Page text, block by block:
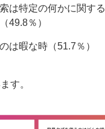
は特定の何かに関す
49.8％）
は暇な時（51.7％）
す。